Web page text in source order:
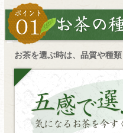
お茶を選ぶ時は、品質や種